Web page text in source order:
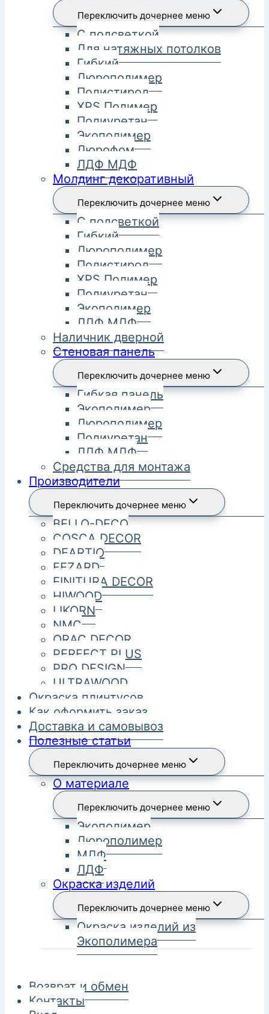
Переключить дочернее меню
С подсветкой
Для натяжных потолков
Гибкий
Дюрополимер
Полистирол
XPS Полимер
Полиуретан
Экополимер
Дюрофом
ЛДФ МДФ
Молдинг декоративный
Переключить дочернее меню
С подсветкой
Гибкий
Дюрополимер
Полистирол
XPS Полимер
Полиуретан
Экополимер
ЛДФ МДФ
Наличник дверной
Стеновая панель
Переключить дочернее меню
Гибкая панель
Экополимер
Дюрополимер
Полиуретан
ЛДФ МДФ
Средства для монтажа
Производители
Переключить дочернее меню
BELLO-DECO
COSCA DECOR
DEARTIO
FEZARD
FINITURA DECOR
HIWOOD
LIKORN
NMC
ORAC DECOR
PERFECT PLUS
PRO DESIGN
ULTRAWOOD
Окраска плинтусов
Как оформить заказ
Доставка и самовывоз
Полезные статьи
Переключить дочернее меню
О материале
Переключить дочернее меню
Экополимер
Дюрополимер
МДФ
ЛДФ
Окраска изделий
Переключить дочернее меню
Окраска изделий из
Экополимера
Возврат и обмен
Контакты